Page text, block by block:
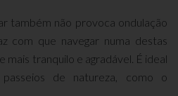
também não provoca ondulação
com que navegar numa destas
mais tranquilo e agradável. É ideal
de natureza, como o